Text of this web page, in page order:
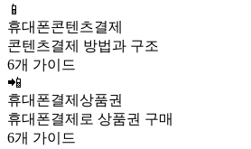
📱
휴대폰콘텐츠결제
콘텐츠결제 방법과 구조
6개 가이드
📲
휴대폰결제상품권
휴대폰결제로 상품권 구매
6개 가이드